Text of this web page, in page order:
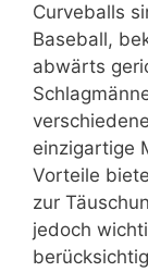
Curveballs
Baseball,
abwärts
einzigartige
Vorteile
zur
jedoch